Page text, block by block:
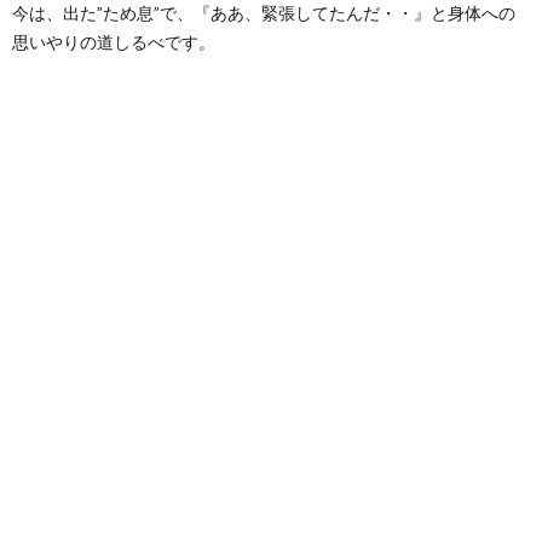
今は、出た”ため息”で、『ああ、緊張してたんだ・・』と身体への
思いやりの道しるべです。